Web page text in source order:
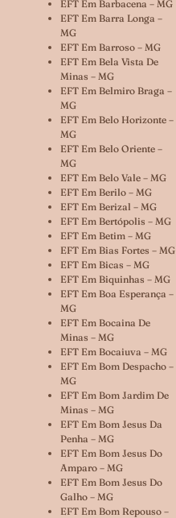
EFT Em Barbacena – MG
EFT Em Barra Longa –
MG
EFT Em Barroso – MG
EFT Em Bela Vista De
Minas – MG
EFT Em Belmiro Braga –
MG
EFT Em Belo Horizonte –
MG
EFT Em Belo Oriente –
MG
EFT Em Belo Vale – MG
EFT Em Berilo – MG
EFT Em Berizal – MG
EFT Em Bertópolis – MG
EFT Em Betim – MG
EFT Em Bias Fortes – MG
EFT Em Bicas – MG
EFT Em Biquinhas – MG
EFT Em Boa Esperança –
MG
EFT Em Bocaina De
Minas – MG
EFT Em Bocaiuva – MG
EFT Em Bom Despacho –
MG
EFT Em Bom Jardim De
Minas – MG
EFT Em Bom Jesus Da
Penha – MG
EFT Em Bom Jesus Do
Amparo – MG
EFT Em Bom Jesus Do
Galho – MG
EFT Em Bom Repouso –